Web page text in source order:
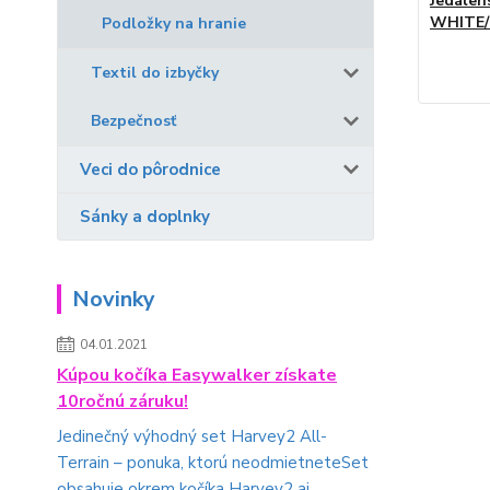
Podložky na hranie
Textil do izbyčky
Bezpečnosť
Veci do pôrodnice
Sánky a doplnky
Novinky
04.01.2021
Kúpou kočíka Easywalker získate
10ročnú záruku!
Jedinečný výhodný set Harvey2 All-
Terrain – ponuka, ktorú neodmietneteSet
WHITE/